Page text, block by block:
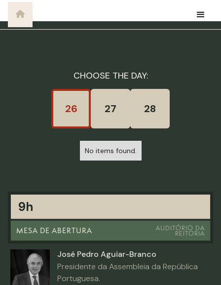
CHOOSE THE DAY:
26 27 28
No items found.
9h
MESA DE ABERTURA AUDITÓRIO DA
REITORIA
José Pedro Aguiar-Branco
Presidente da Assembleia da República
Portuguesa.